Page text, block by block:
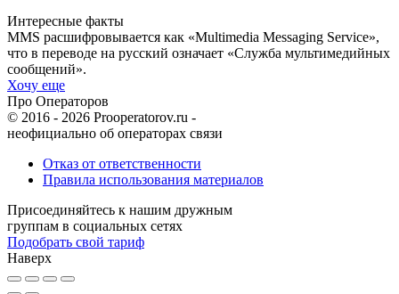
Интересные факты
MMS расшифровывается как «Multimedia Messaging Service»,
что в переводе на русский означает «Служба мультимедийных
сообщений».
Хочу еще
Про Операторов
© 2016 - 2026 Prooperatorov.ru -
неофициально об операторах связи
Отказ от ответственности
Правила использования материалов
Присоединяйтесь к нашим дружным
группам в социальных сетях
Подобрать свой тариф
Наверх